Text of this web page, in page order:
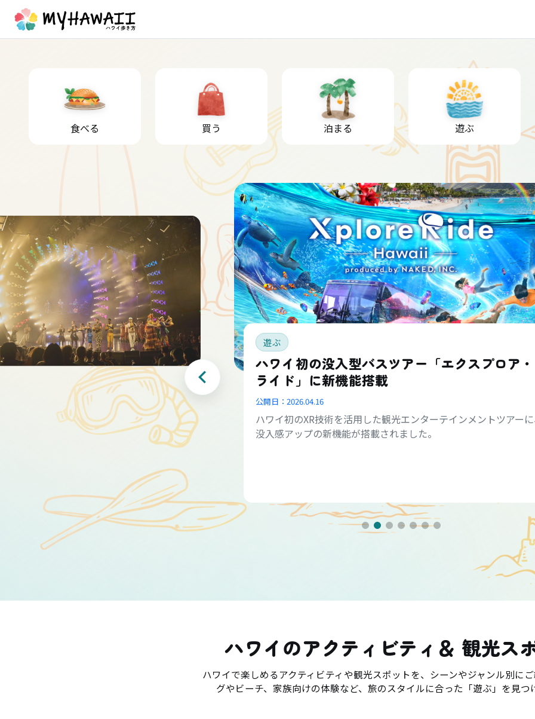
食べる 買う 泊まる 遊ぶ
遊ぶ
ハワイ初の没入型バスツアー「エクスプロア・
ライド」に新機能搭載
公開日： 2026.04.16
ハワイ初のXR技術を活用した観光エンターテインメントツアー
没入感アップの新機能が搭載されました。
ハワイのアクティビティ＆ 観光ス
ハワイで楽しめるアクティビティや観光スポットを、シーンやジャンル別に
グやビーチ、家族向けの体験など、旅のスタイルに合った「遊ぶ」を見つ